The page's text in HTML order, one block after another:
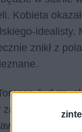
Kobieta
znikł z
Judym,
zagranicą
medyczny.